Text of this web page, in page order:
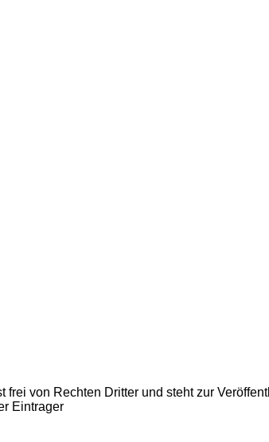
von Rechten Dritter und steht zur
Eintrager